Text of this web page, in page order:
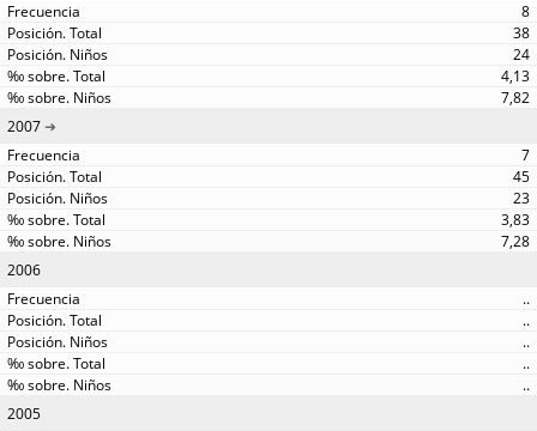
8
38
24
4,13
7,82
2007
7
45
23
3,83
7,28
2006
..
..
..
..
..
2005